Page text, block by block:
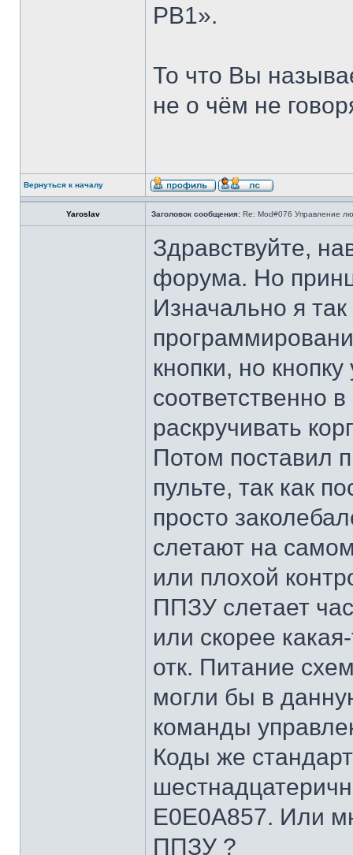
РВ1».
То что Вы
не о чём не
Вернуться к началу
Yaroslav Заголовок сообщения: Re: Mod#076 Управление
Здравствуйте,
форума. Но
Изначально я
кнопки, но
соответственно
раскручивать
Потом поставил
пульте, так как
просто
слетают на
или плохой
ППЗУ слетает
или скорее
отк. Питание
могли бы в
команды
Коды же
E0E0A857. Или
ППЗУ ?